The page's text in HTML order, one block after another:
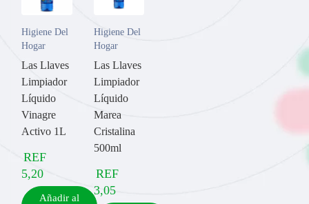
Higiene Del
Hogar
Las Llaves
Limpiador
Líquido
Vinagre
Activo 1L
REF
5,20
Añadir al
Higiene Del
Hogar
Las Llaves
Limpiador
Líquido
Marea
Cristalina
500ml
REF
3,05